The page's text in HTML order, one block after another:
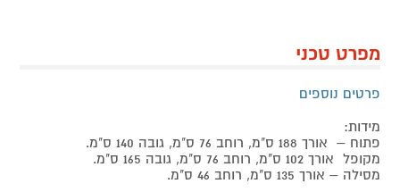
מפרט טכני
פרטים נוספים
מידות:
פתוח – אורך 188 ס"מ, רוחב 76 ס"מ, גובה 140 ס"מ.
מקופל אורך 102 ס"מ, רוחב 76 ס"מ, גובה 165 ס"מ.
מסילה – אורך 135 ס"מ, רוחב 46 ס"מ.